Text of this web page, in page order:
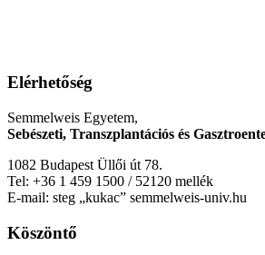
Elérhetőség
Semmelweis Egyetem,
Sebészeti, Transzplantációs és
1082 Budapest Üllői út 78.
Tel: +36 1 459 1500 / 52120 mellék
E-mail: steg „kukac” semmelweis-univ.hu
Köszöntő